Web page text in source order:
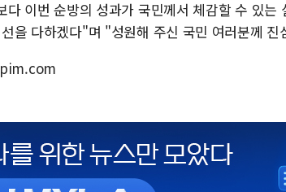
다 이번 순방의 성과가 국민께서 체감할 수 있는
을 다하겠다"며 "성원해 주신 국민 여러분께